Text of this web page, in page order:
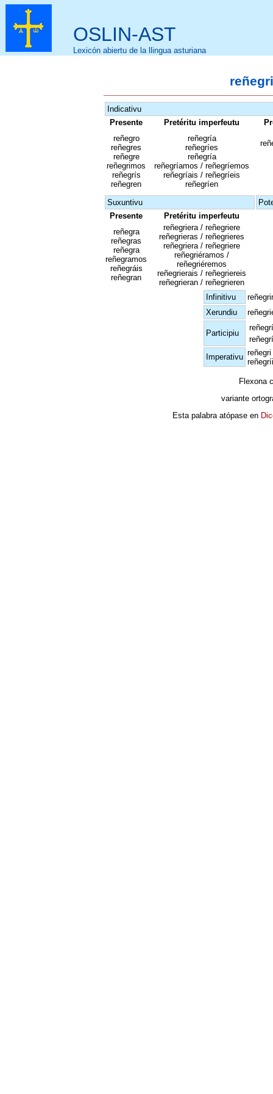
OSLIN-AST
Lexicón abiertu de la llingua asturiana
Indicativu
Presente
Pretéritu imperfeutu
reñegro
reñegres
reñegre
reñegrimos
reñegrís
reñegren
reñegría
reñegríes
reñegría
reñegríamos / reñegríemos
reñegríais / reñegríeis
reñegríen
Suxuntivu
Presente
Pretéritu imperfeutu
reñegra
reñegras
reñegra
reñegramos
reñegráis
reñegran
reñegriera / reñegriere
reñegrieras / reñegrieres
reñegriera / reñegriere
reñegriéramos /
reñegriéremos
reñegrierais / reñegriereis
reñegrieran / reñegrieren
Infinitivu
reñegrir
Xerundiu
Participiu
Imperativu reñegri
reñegríi
Flexona
variante
Esta palabra atópase en